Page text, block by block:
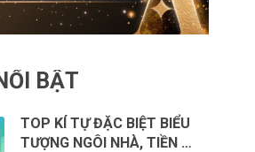
BẬT
TOP KÍ TỰ ĐẶC BIỆT BIỂU
TƯỢNG NGÔI NHÀ, TIỀN …